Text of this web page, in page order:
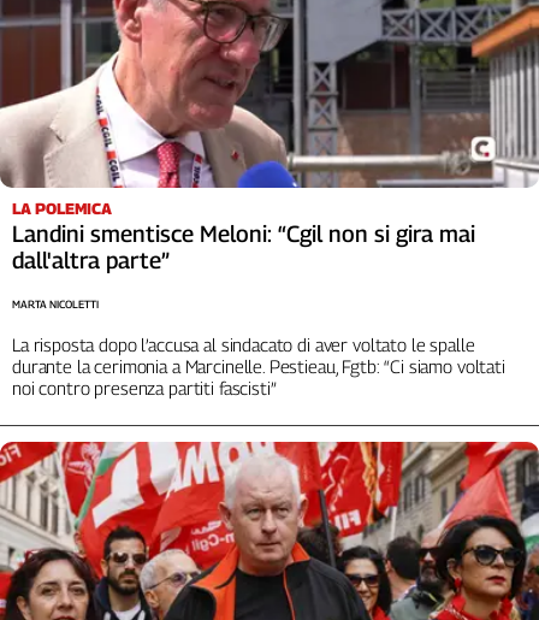
LA POLEMICA
Landini smentisce Meloni: “Cgil non si gira mai
dall'altra parte”
La risposta dopo l’accusa al sindacato di aver voltato le spalle
durante la cerimonia a Marcinelle. Pestieau, Fgtb: “Ci siamo voltati
noi contro presenza partiti fascisti”
MARTA NICOLETTI